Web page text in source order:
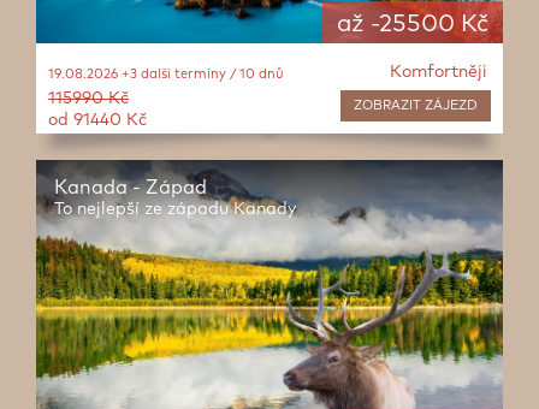
až -25500 Kč
Komfortněji
ZOBRAZIT ZÁJEZD
19.08.2026 +3 další termíny / 10 dnů
115990 Kč
od 91440 Kč
Kanada - Západ
To nejlepší ze západu Kanady